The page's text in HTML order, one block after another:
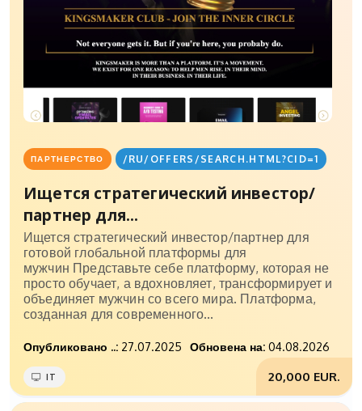
ПАРТНЕРСТВО /RU/OFFERS/SEARCH.HTML?CID=1
Ищется стратегический инвестор/
партнер для...
Ищется стратегический инвестор/партнер для
готовой глобальной платформы для
мужчин Представьте себе платформу, которая не
просто обучает, а вдохновляет, трансформирует и
объединяет мужчин со всего мира. Платформа,
созданная для современного...
Опубликовано ..: 27.07.2025 Обновена на: 04.08.2026
20,000 EUR.
IT